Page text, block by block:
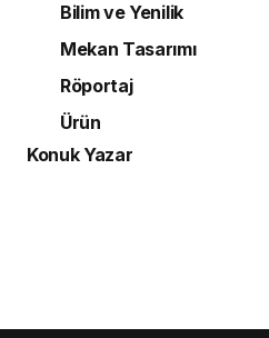
Bilim ve Yenilik
Mekan Tasarımı
Röportaj
Ürün
Konuk Yazar